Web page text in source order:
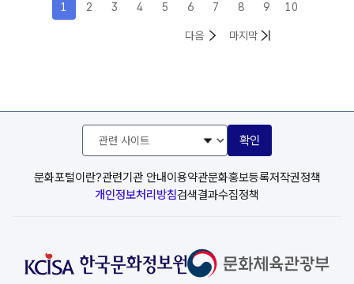
1 2 3 4 5 6 7 8 9 10
다음목록 마지막목록
문화포털이란?관련기관 안내이용약관문화홍보등록저작권정책
개인정보처리방침검색결과수집정책
관
사
이
확인